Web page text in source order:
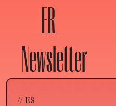
FR
Newsletter
// ES